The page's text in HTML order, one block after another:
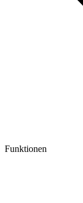
Funktionen